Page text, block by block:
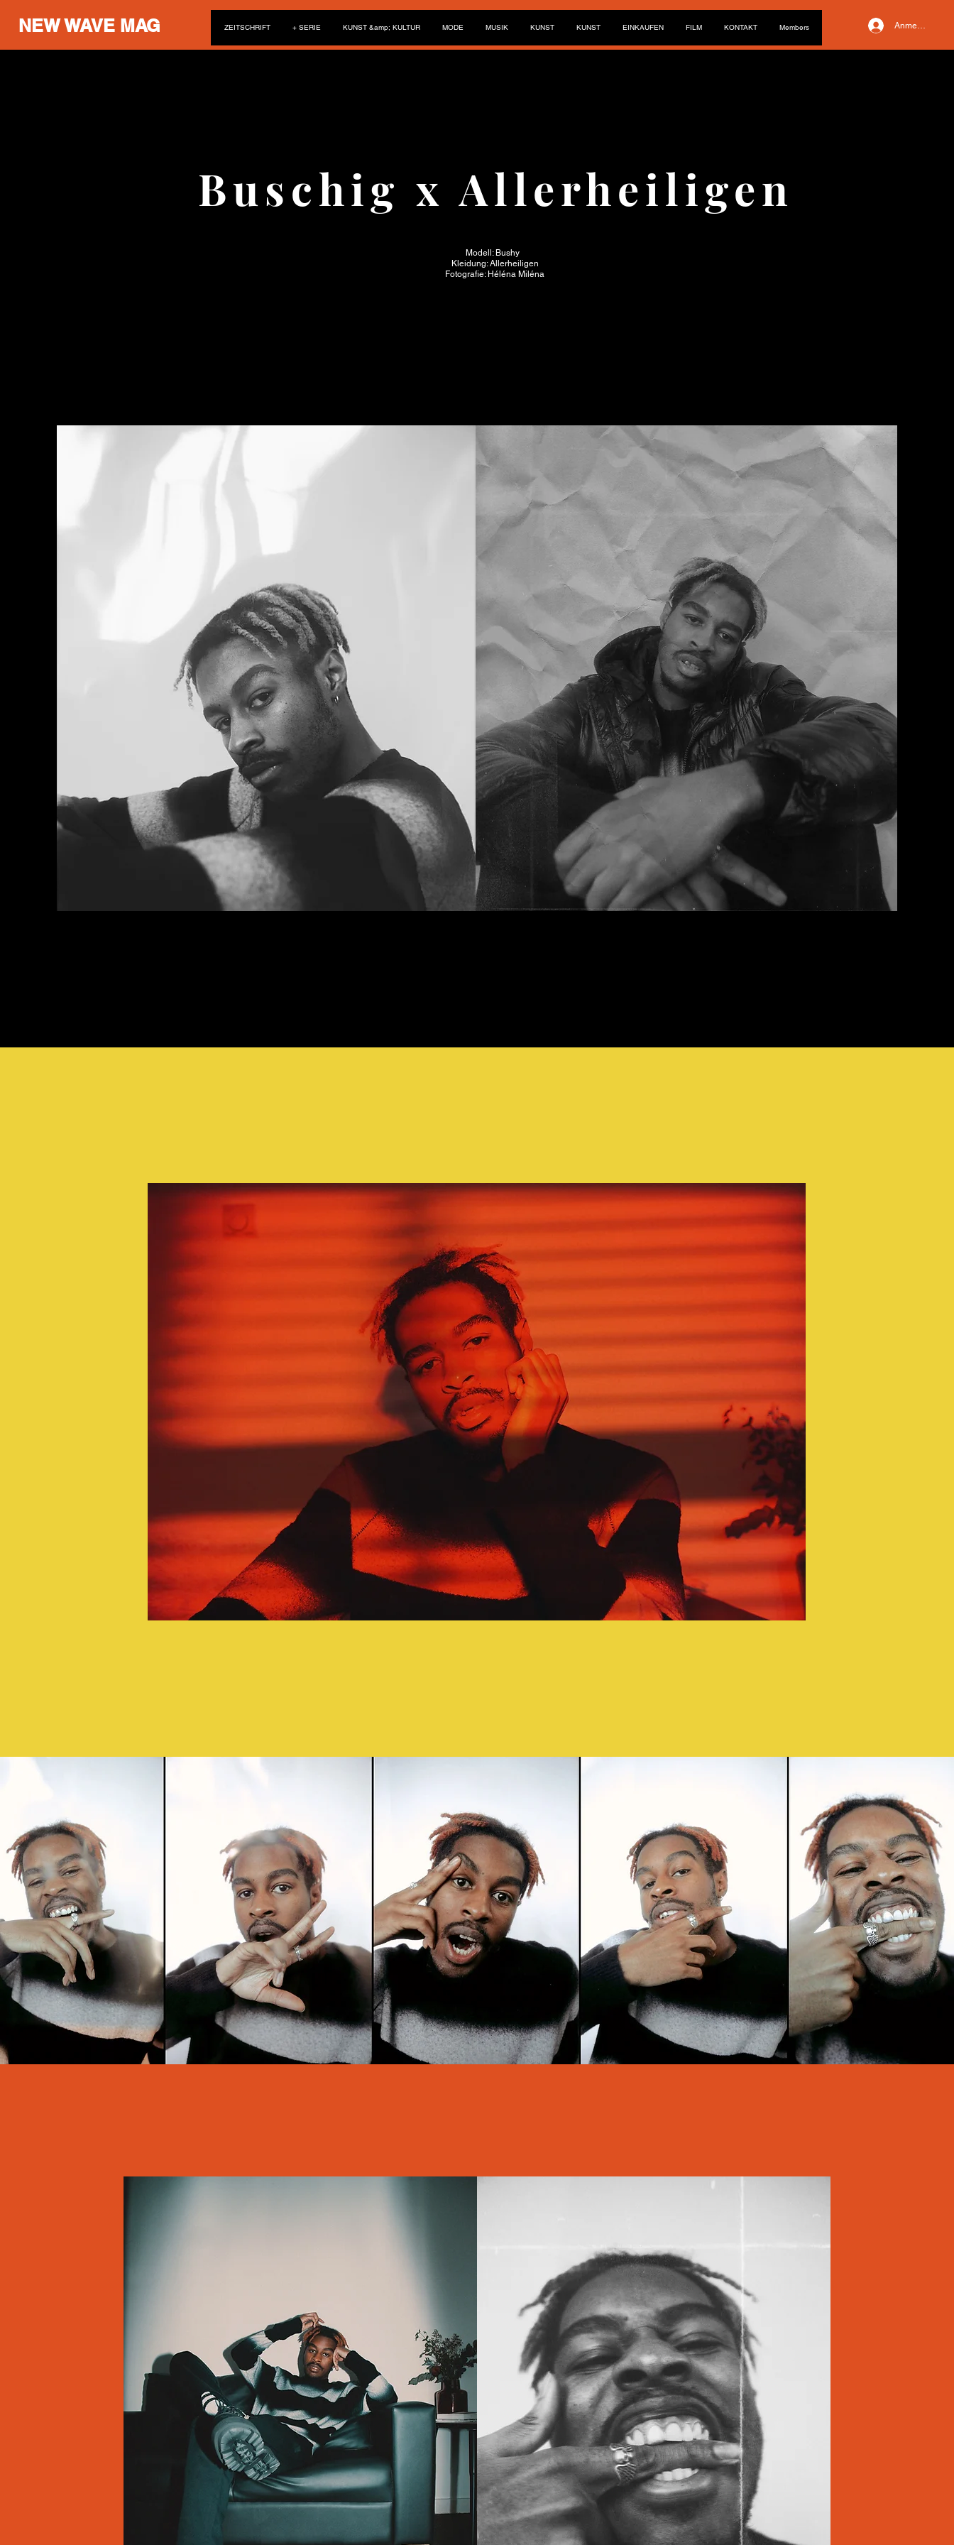
ZEITSCHRIFT + SERIE KUNST &amp; KULTUR MODE MUSIK KUNST KUNST EINKAUFEN FILM KONTAKT Members
NEW WAVE MAG Anmelden
Buschig x Allerheiligen
Modell: Bushy
Kleidung: Allerheiligen
Fotografie: Héléna Miléna